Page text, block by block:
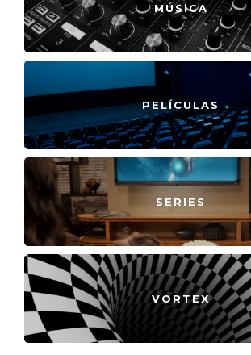
MÚSICA
PELÍCULAS
SERIES
VORTEX